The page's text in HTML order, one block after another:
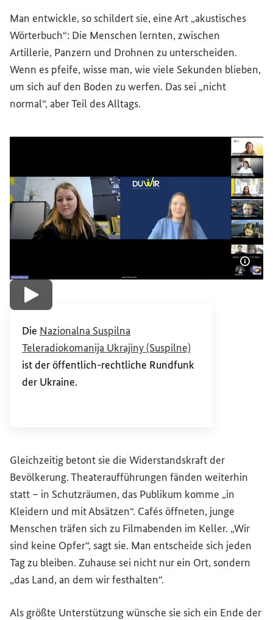
Man entwickle, so schildert sie, eine Art „akustisches
Wörterbuch“: Die Menschen lernten, zwischen
Artillerie, Panzern und Drohnen zu unterscheiden.
Wenn es pfeife, wisse man, wie viele Sekunden blieben,
um sich auf den Boden zu werfen. Das sei „nicht
normal“, aber Teil des Alltags.
Video abspielen
Die Nazionalna Suspilna
Teleradiokomanija Ukrajiny (Suspilne)
ist der öffentlich-rechtliche Rundfunk
der Ukraine.
Gleichzeitig betont sie die Widerstandskraft der
Bevölkerung. Theateraufführungen fänden weiterhin
statt – in Schutzräumen, das Publikum komme „in
Kleidern und mit Absätzen“. Cafés öffneten, junge
Menschen träfen sich zu Filmabenden im Keller. „Wir
sind keine Opfer“, sagt sie. Man entscheide sich jeden
Tag zu bleiben. Zuhause sei nicht nur ein Ort, sondern
„das Land, an dem wir festhalten“.
Als größte Unterstützung wünsche sie sich ein Ende der